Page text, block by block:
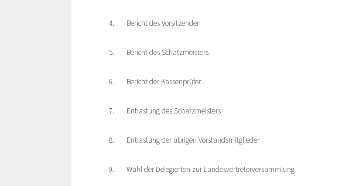
4. Bericht des Vorsitzenden
5. Bericht des Schatzmeisters
6. Bericht der Kassenprüfer
7. Entlastung des Schatzmeisters
8. Entlastung der übrigen Vorstandsmitglieder
9. Wahl der Delegierten zur Landesvertreterversammlung